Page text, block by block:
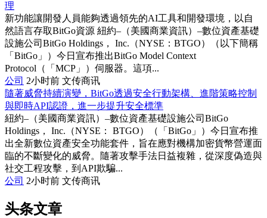
理
新功能讓開發人員能夠透過領先的AI工具和開發環境，以自
然語言存取BitGo資源 紐約–（美國商業資訊）–數位資產基礎
設施公司BitGo Holdings， Inc.（NYSE：BTGO）（以下簡稱
「BitGo」）今日宣布推出BitGo Model Context
Protocol（「MCP」）伺服器。這項...
公司 2小时前 文传商讯
隨著威脅持續演變，BitGo透過安全行動架構、進階策略控制
與即時API認證，進一步提升安全標準
紐約–（美國商業資訊）–數位資產基礎設施公司BitGo
Holdings， Inc.（NYSE： BTGO）（「BitGo」）今日宣布推
出全新數位資產安全功能套件，旨在應對機構加密貨幣營運面
臨的不斷變化的威脅。隨著攻擊手法日益複雜，從深度偽造與
社交工程攻擊，到API欺騙...
公司 2小时前 文传商讯
头条文章